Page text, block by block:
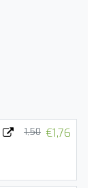
1,50 €1,76